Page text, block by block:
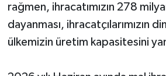
rağmen, ihracatımızın 278
dayanması, ihracatçılarımızın
ülkemizin üretim kapasitesini